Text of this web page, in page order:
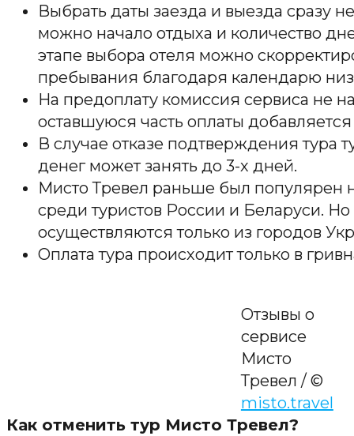
Выбрать даты заезда и выезда сразу
можно начало отдыха и количество
этапе выбора отеля можно
пребывания благодаря календарю
На предоплату комиссия сервиса не
оставшуюся часть оплаты
В случае отказе подтверждения тура
денег может занять до 3-х дней.
Мисто Тревел раньше был популярен
среди туристов России и Беларуси.
осуществляются только из городов
Оплата тура происходит только в
Отзывы о
сервисе
Мисто
Тревел / ©
misto.travel
Как отменить тур Мисто Тревел?